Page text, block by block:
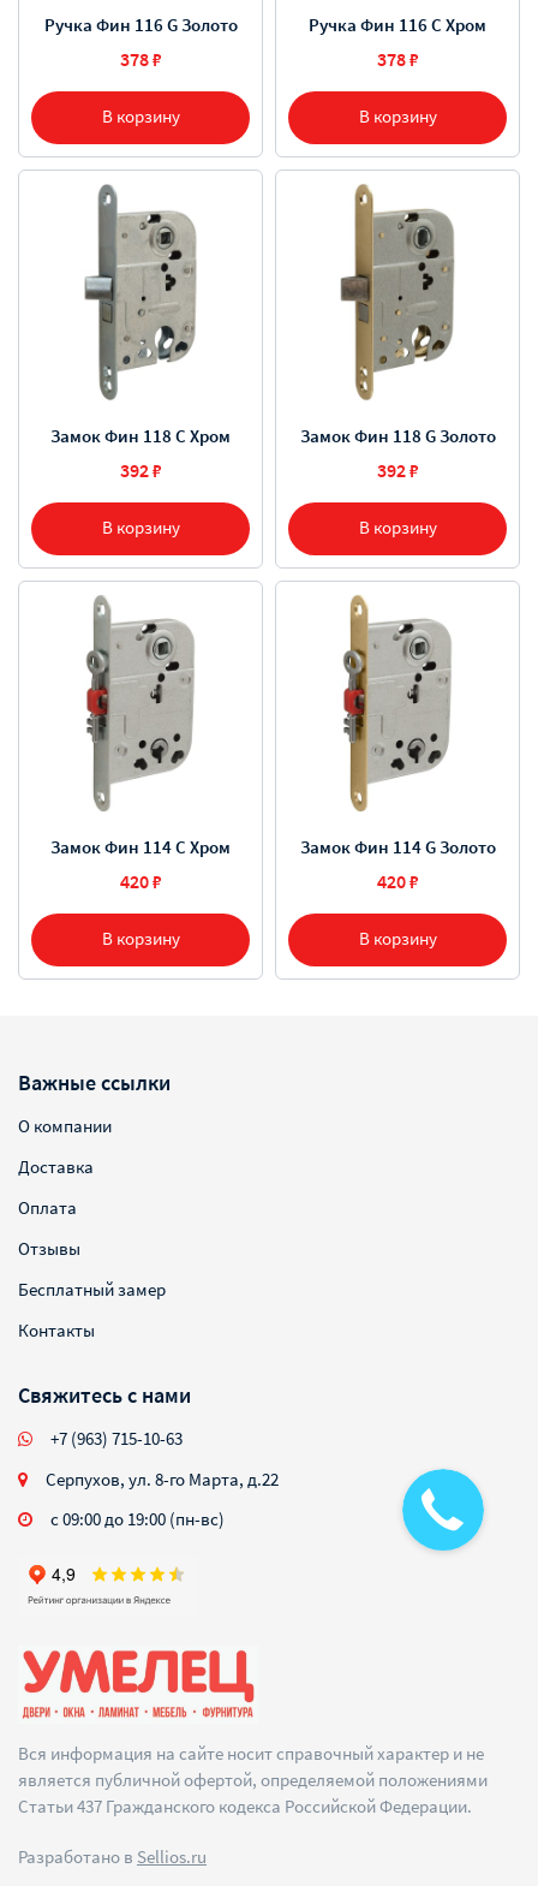
В корзину
Pучка Фин 116 G Золото
378 ₽
В корзину
Ручка Фин 116 C Хром
378 ₽
В корзину
Замок Фин 118 C Хром
392 ₽
В корзину
Замок Фин 118 G Золото
392 ₽
В корзину
Замок Фин 114 C Хром
420 ₽
В корзину
Замок Фин 114 G Золото
420 ₽
Вся информация на сайте носит справочный характер и не
является публичной офертой, определяемой положениями
Статьи 437 Гражданского кодекса Российской Федерации.
Разработано в Sellios.ru
Важные ссылки
О компании
Доставка
Оплата
Отзывы
Бесплатный замер
Контакты
Свяжитесь с нами
+7 (963) 715-10-63
Серпухов, ул. 8-го Марта, д.22
с 09:00 до 19:00 (пн-вс)